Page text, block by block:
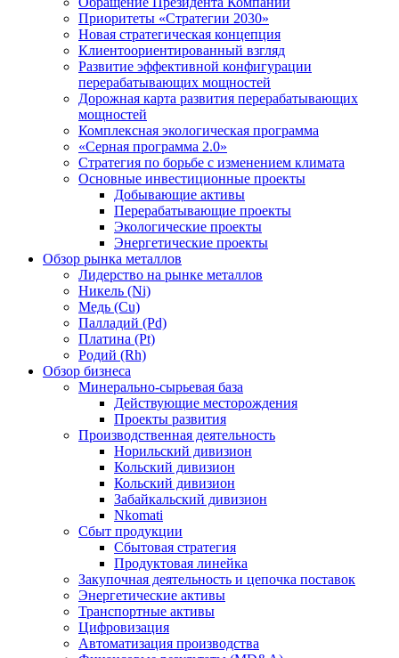
Приоритеты «Стратегии 2030»
Новая стратегическая концепция
Клиентоориентированный взгляд
Развитие эффективной конфигурации
перерабатывающих мощностей
Дорожная карта развития перерабатывающих
мощностей
Комплексная экологическая программа
«Серная программа 2.0»
Стратегия по борьбе с изменением климата
Основные инвестиционные проекты
Добывающие активы
Перерабатывающие проекты
Экологические проекты
Энергетические проекты
Обзор рынка металлов
Лидерство на рынке металлов
Никель (Ni)
Медь (Cu)
Палладий (Pd)
Платина (Pt)
Родий (Rh)
Обзор бизнеса
Минерально-сырьевая база
Действующие месторождения
Проекты развития
Производственная деятельность
Норильский дивизион
Кольский дивизион
Кольский дивизион
Забайкальский дивизион
Nkomati
Сбыт продукции
Сбытовая стратегия
Продуктовая линейка
Закупочная деятельность и цепочка поставок
Энергетические активы
Транспортные активы
Цифровизация
Автоматизация производства